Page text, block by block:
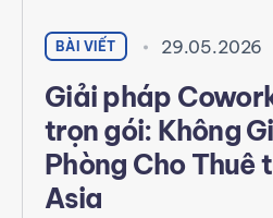
BÀI VIẾT 29.05.2026
Giải pháp
trọn gói: Không
Phòng Cho Thuê
Asia